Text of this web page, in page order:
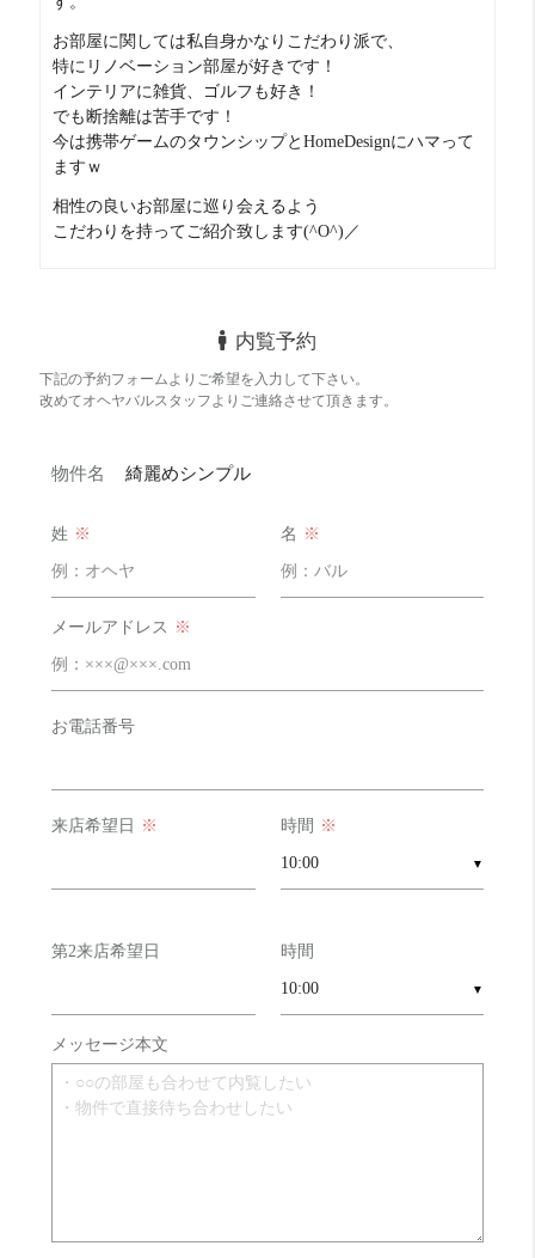
日当たりは✕
ここは妥協点ですがより隠れ家感が出ます。
収納力 良い！ 16 点
外食派 そこそこ 12 点
お部屋に関しては私自身かなりこだわり派で、
特にリノベーション部屋が好きです！
インテリアに雑貨、ゴルフも好き！
でも断捨離は苦手です！
今は携帯ゲームのタウンシップとHomeDesignにハマって
ますｗ
相性の良いお部屋に巡り会えるよう
こだわりを持ってご紹介致します(^O^)／
内覧予約
下記の予約フォームよりご希望を入力して下さい。
改めてオヘヤバルスタッフよりご連絡させて頂きます。
物件名 綺麗めシンプル
姓 ※ 名 ※
メールアドレス ※
お電話番号
来店希望日 ※ 時間 ※
▼
第2来店希望日 時間
▼
メッセージ本文